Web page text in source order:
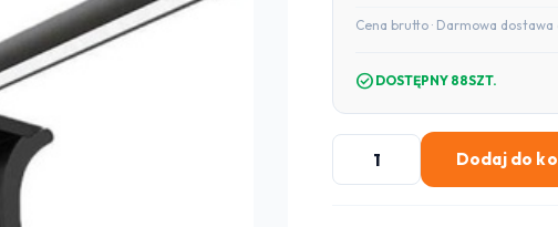
Cena brutto · Darmowa dostawa
check_circle DOSTĘPNY 88SZT.
ilość
Lampka
Dodaj do